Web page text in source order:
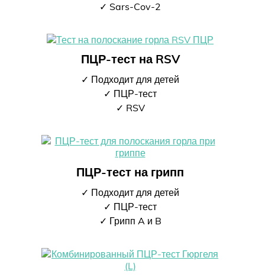
✓ Sars-Cov-2
ПЦР-тест на RSV
✓ Подходит для детей
✓ ПЦР-тест
✓ RSV
ПЦР-тест на грипп
✓ Подходит для детей
✓ ПЦР-тест
✓ Грипп A и B